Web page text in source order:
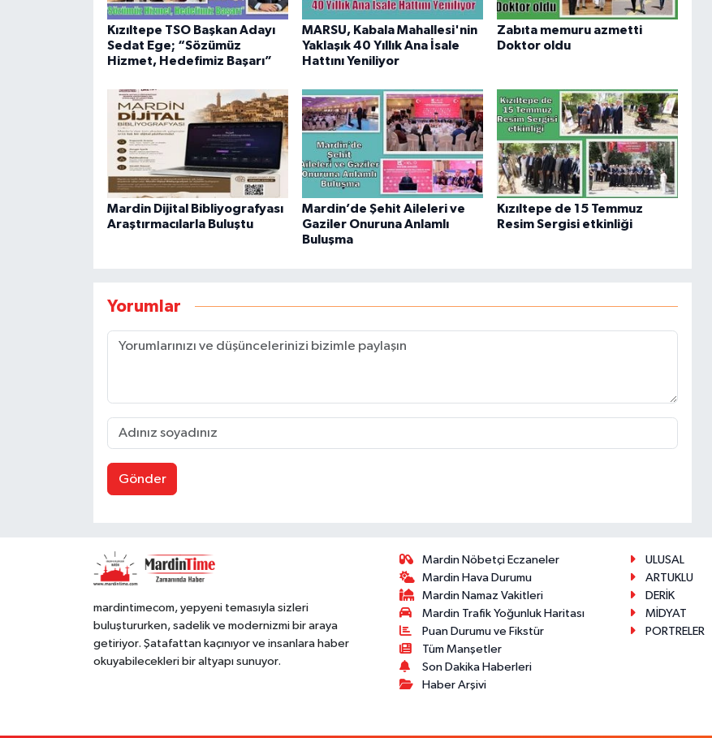
Kızıltepe TSO Başkan Adayı
Sedat Ege; “Sözümüz
Hizmet, Hedefimiz Başarı”
MARSU, Kabala Mahallesi'nin
Yaklaşık 40 Yıllık Ana İsale
Hattını Yeniliyor
Zabıta memuru azmetti
Doktor oldu
Mardin Dijital Bibliyografyası
Araştırmacılarla Buluştu
Mardin’de Şehit Aileleri ve
Gaziler Onuruna Anlamlı
Buluşma
Kızıltepe de 15 Temmuz
Resim Sergisi etkinliği
Yorumlar
Gönder
mardintimecom, yepyeni temasıyla sizleri
buluştururken, sadelik ve modernizmi bir araya
getiriyor. Şatafattan kaçınıyor ve insanlara haber
okuyabilecekleri bir altyapı sunuyor.
Mardin Nöbetçi Eczaneler
Mardin Hava Durumu
Mardin Namaz Vakitleri
Mardin Trafik Yoğunluk Haritası
Puan Durumu ve Fikstür
Tüm Manşetler
Son Dakika Haberleri
Haber Arşivi
ULUSAL
ARTUKLU
DERİK
MİDYAT
PORTRELER